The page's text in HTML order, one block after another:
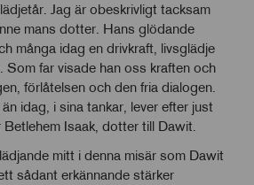
Jag är obeskrivligt tacksam
mans dotter. Hans glödande
många idag en drivkraft, livsglädje
Som far visade han oss kraften och
förlåtelsen och den fria dialogen.
idag, i sina tankar, lever efter just
Isaak, dotter till Dawit.
mitt i denna misär som Dawit
sådant erkännande stärker